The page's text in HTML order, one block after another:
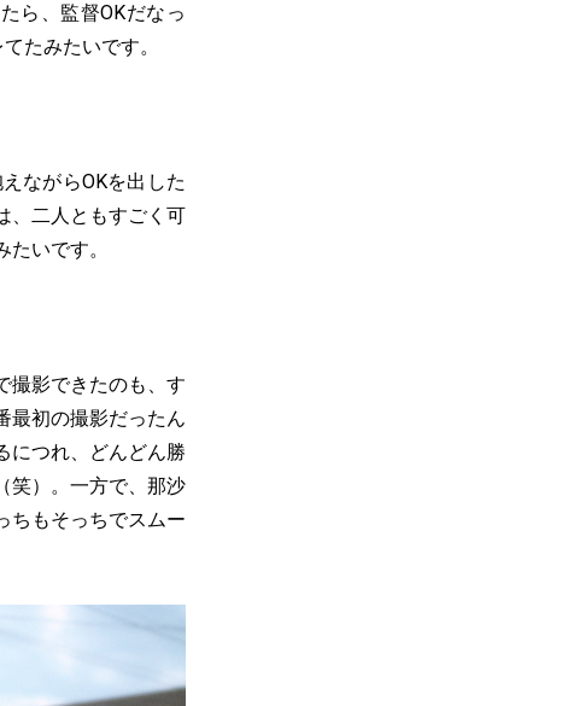
ら、監督OKだなっ
たみたいです。
ながらOKを出した
、二人ともすごく可
いです。
撮影できたのも、す
最初の撮影だったん
につれ、どんどん勝
笑）。一方で、那沙
ちもそっちでスムー